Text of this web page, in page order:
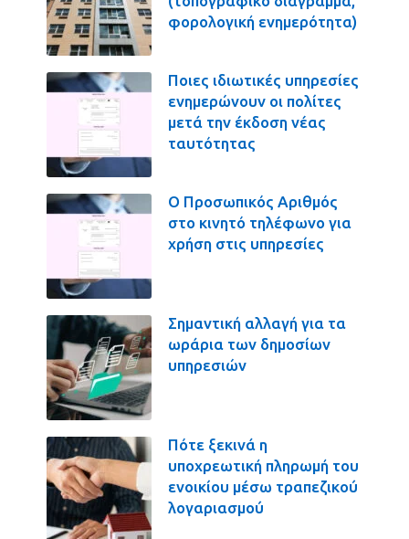
φορολογική ενημερότητα)
Ποιες ιδιωτικές υπηρεσίες
ενημερώνουν οι πολίτες
μετά την έκδοση νέας
ταυτότητας
Ο Προσωπικός Αριθμός
στο κινητό τηλέφωνο για
χρήση στις υπηρεσίες
Σημαντική αλλαγή για τα
ωράρια των δημοσίων
υπηρεσιών
Πότε ξεκινά η
υποχρεωτική πληρωμή του
ενοικίου μέσω τραπεζικού
λογαριασμού